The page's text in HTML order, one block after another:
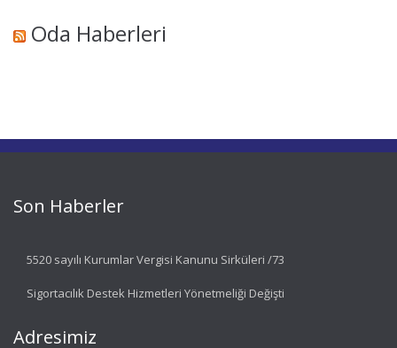
Oda Haberleri
Son Haberler
5520 sayılı Kurumlar Vergisi Kanunu Sirküleri /73
Sigortacılık Destek Hizmetleri Yönetmeliği Değişti
Adresimiz